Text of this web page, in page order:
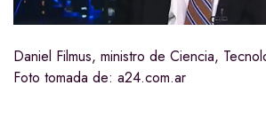
Daniel Filmus, ministro de Ciencia,
Foto tomada de: a24.com.ar